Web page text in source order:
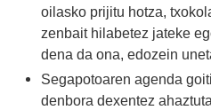
oilasko prijitu hotza,
zenbait hilabetez jateke
dena da ona, edozein
Segapotoaren agenda
denbora dexentez